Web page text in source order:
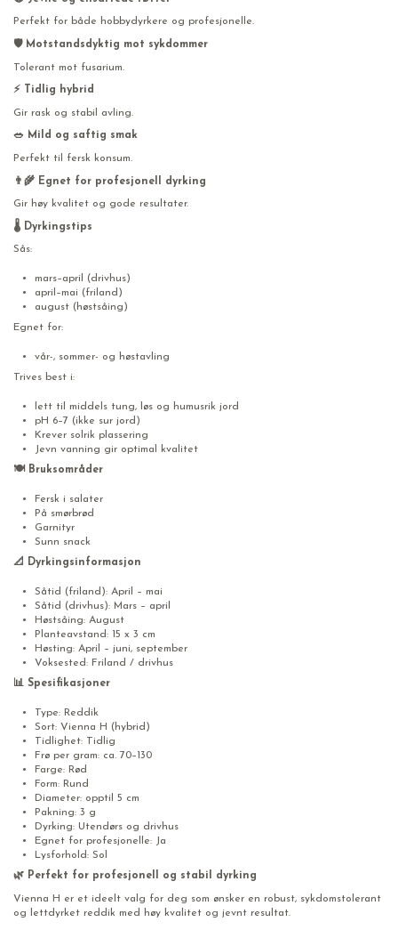
Perfekt for både hobbydyrkere og profesjonelle.
🛡️ Motstandsdyktig mot sykdommer
Tolerant mot fusarium.
⚡ Tidlig hybrid
Gir rask og stabil avling.
🥗 Mild og saftig smak
Perfekt til fersk konsum.
👨‍🌾 Egnet for profesjonell dyrking
Gir høy kvalitet og gode resultater.
🌡️ Dyrkingstips
Sås:
mars–april (drivhus)
april–mai (friland)
august (høstsåing)
Egnet for:
vår-, sommer- og høstavling
Trives best i:
lett til middels tung, løs og humusrik jord
pH 6–7 (ikke sur jord)
Krever solrik plassering
Jevn vanning gir optimal kvalitet
🍽️ Bruksområder
Fersk i salater
På smørbrød
Garnityr
Sunn snack
📐 Dyrkingsinformasjon
Såtid (friland): April – mai
Såtid (drivhus): Mars – april
Høstsåing: August
Planteavstand: 15 x 3 cm
Høsting: April – juni, september
Voksested: Friland / drivhus
📊 Spesifikasjoner
Type: Reddik
Sort: Vienna H (hybrid)
Tidlighet: Tidlig
Frø per gram: ca. 70–130
Farge: Rød
Form: Rund
Diameter: opptil 5 cm
Pakning: 3 g
Dyrking: Utendørs og drivhus
Egnet for profesjonelle: Ja
Lysforhold: Sol
🌿 Perfekt for profesjonell og stabil dyrking
Vienna H er et ideelt valg for deg som ønsker en robust, sykdomstolerant
og lettdyrket reddik med høy kvalitet og jevnt resultat.